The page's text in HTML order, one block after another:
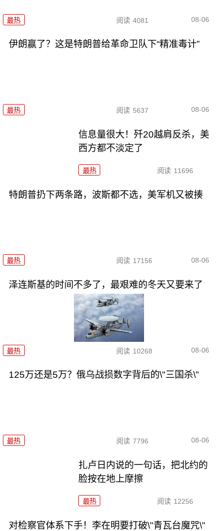
最热 阅读 4081 08-06
伊朗赢了？这是特朗普给革命卫队下“精准毒计”
最热 阅读 5637 08-06
信息量很大！歼20越肩反杀，美
西方都不淡定了
最热 阅读 11696
特朗普扔下两条路，波斯都不选，美军机又被揍
最热 阅读 17156 08-06
泽连斯基的时间不多了，最艰难的冬天又要来了
最热 阅读 10268 08-06
125万还是5万？俄乌战损数字背后的\"三国杀\"
最热 阅读 7796 08-06
扎卢日内说的一句话，把北约的
脸按在地上摩擦
最热 阅读 12256
对检察官体系下手！李在明要打破\"青瓦台魔咒\"